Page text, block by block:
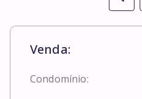
Venda:
Condomínio: